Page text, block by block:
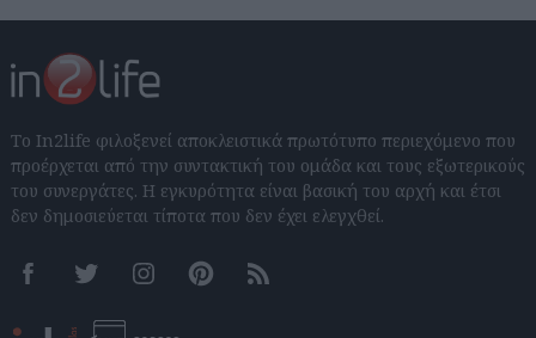
Το In2life φιλοξενεί αποκλειστικά πρωτότυπο περιεχόμενο που
προέρχεται από την συντακτική του ομάδα και τους εξωτερικούς
του συνεργάτες. Η εγκυρότητα είναι βασική του αρχή και έτσι
δεν δημοσιεύεται τίποτα που δεν έχει ελεγχθεί.
FacebookTwitter InstagramPinterestRSS feeds